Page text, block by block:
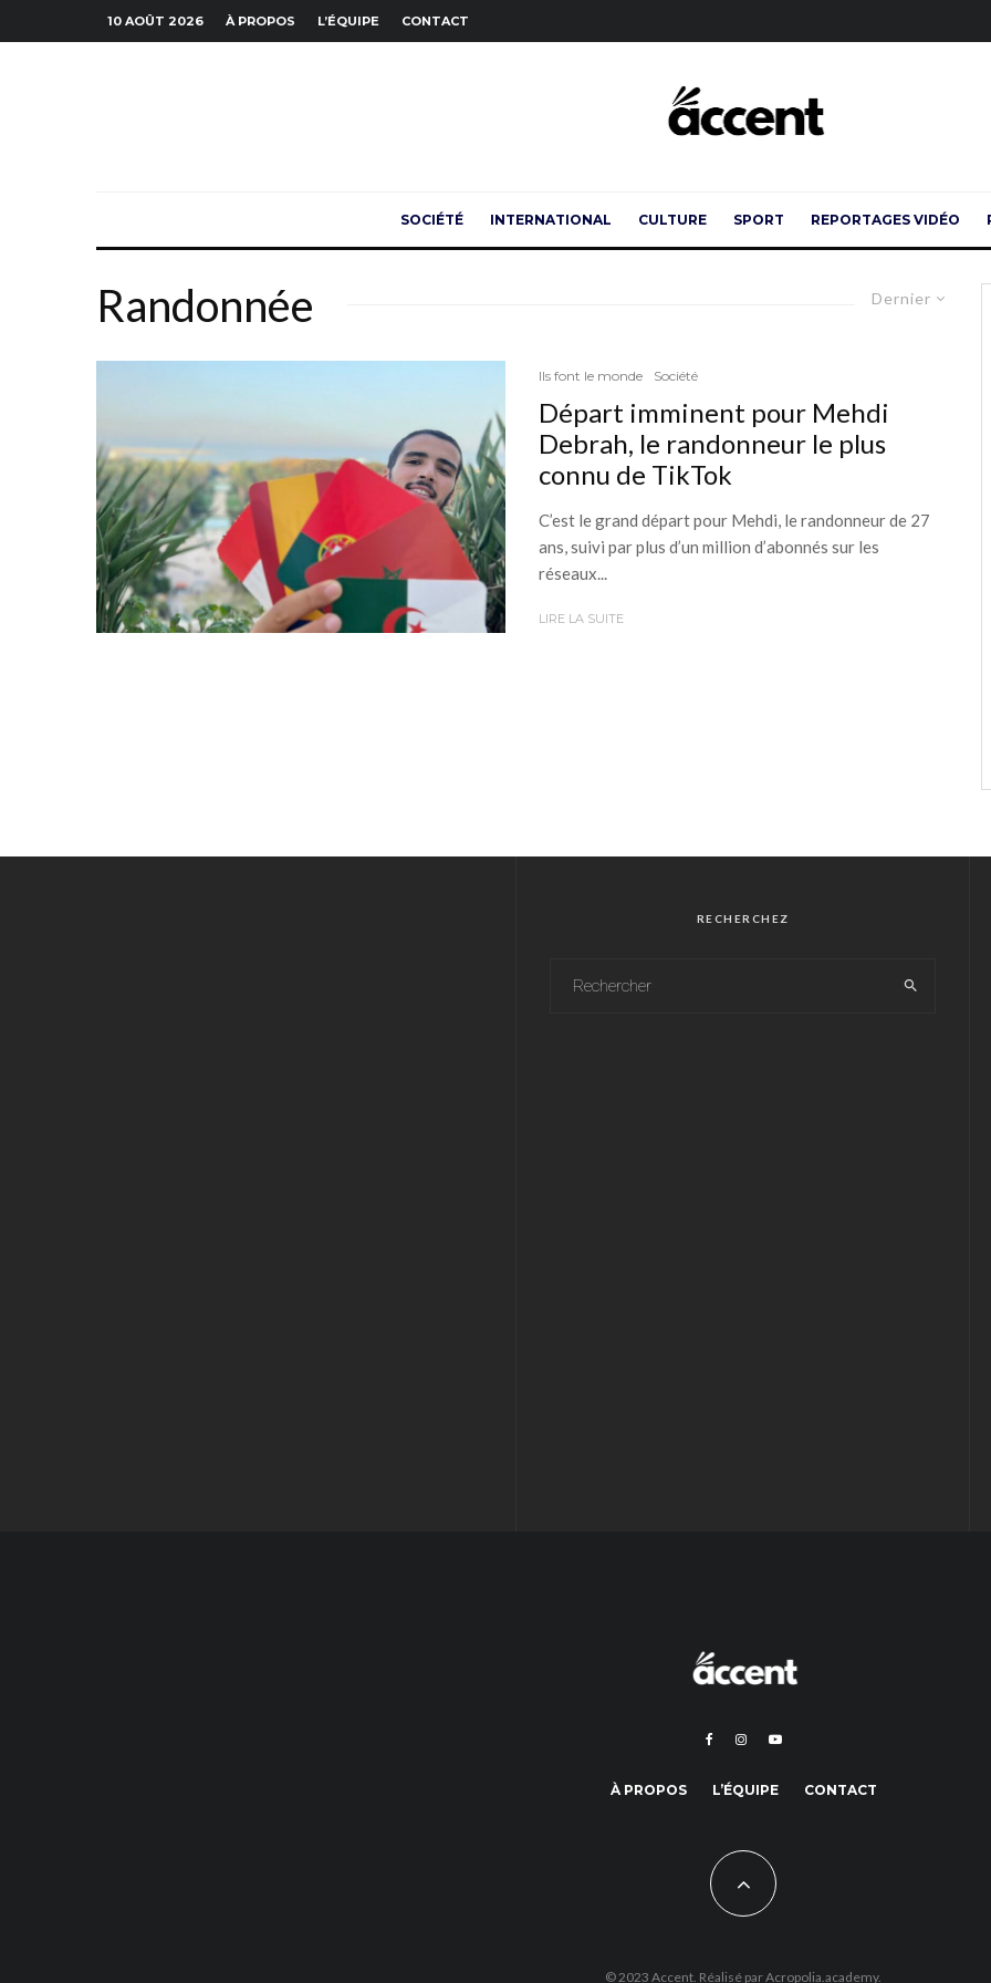
10 AOÛT 2026 À PROPOS L’ÉQUIPE CONTACT
SOCIÉTÉ INTERNATIONAL CULTURE SPORT REPORTAGES VIDÉO
Dernier
Randonnée
Ils font le monde Société
Départ imminent pour Mehdi
Debrah, le randonneur le plus
connu de TikTok
C’est le grand départ pour Mehdi, le randonneur de 27
ans, suivi par plus d’un million d’abonnés sur les
réseaux...
LIRE LA SUITE
RECHERCHEZ
À PROPOS L’ÉQUIPE CONTACT
© 2023 Accent. Réalisé parAcropolia.academy.